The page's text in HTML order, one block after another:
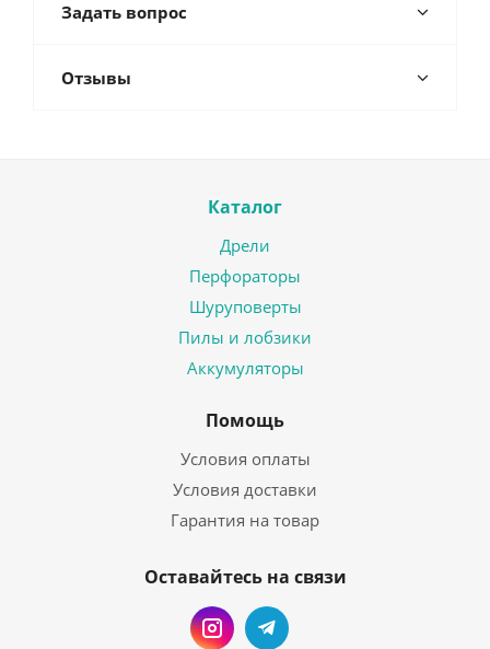
Задать вопрос
Отзывы
Каталог
Дрели
Перфораторы
Шуруповерты
Пилы и лобзики
Аккумуляторы
Помощь
Условия оплаты
Условия доставки
Гарантия на товар
Оставайтесь на связи